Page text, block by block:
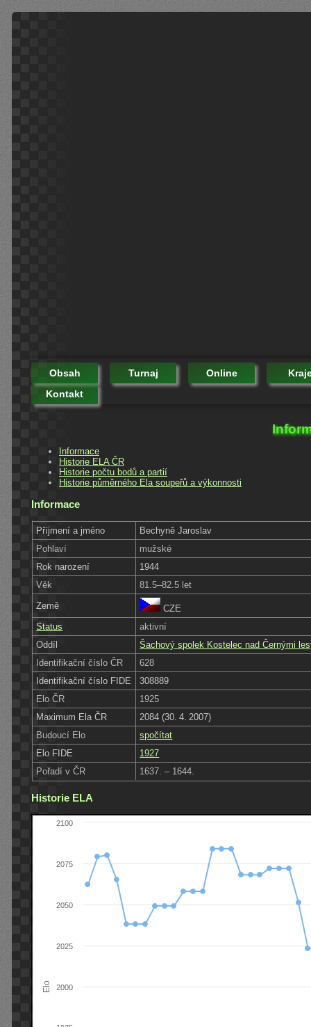
Obsah Turnaj Online
Kontakt
Informace
Historie ELA ČR
Historie počtu bodů a partií
Historie půměrného Ela soupeřů a výkonnosti
Informace
Příjmení a jméno
Bechyně Jaroslav
Pohlaví
mužské
Rok narození
1944
Věk
81.5–82.5 let
Země
CZE
Status
aktivní
Oddíl
Šachový spolek Kostelec nad Černými
Identifikační číslo ČR
628
Identifikační číslo FIDE
308889
Elo ČR
1925
Maximum Ela ČR
2084 (30. 4. 2007)
Budoucí Elo
spočítat
Elo FIDE
1927
Pořadí v ČR
1637. – 1644.
Historie ELA
Elo 2000
2025
2050
2075
2100